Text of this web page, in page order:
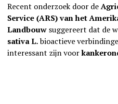
Recent onderzoek door de
Service (ARS) van het
Landbouw suggereert dat de
sativa L.bioactieve
interessant zijn voor